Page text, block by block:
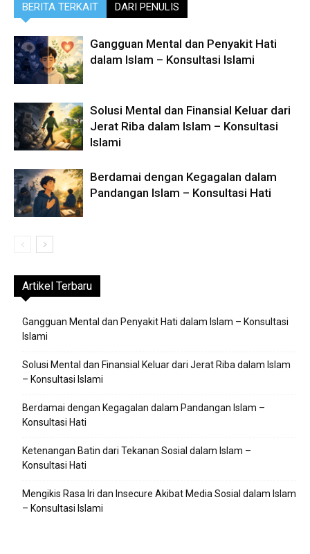
BERITA TERKAIT DARI PENULIS
Gangguan Mental dan Penyakit Hati
dalam Islam – Konsultasi Islami
Solusi Mental dan Finansial Keluar dari
Jerat Riba dalam Islam – Konsultasi
Islami
Berdamai dengan Kegagalan dalam
Pandangan Islam – Konsultasi Hati
Artikel Terbaru
Gangguan Mental dan Penyakit Hati dalam Islam – Konsultasi
Islami
Solusi Mental dan Finansial Keluar dari Jerat Riba dalam Islam
– Konsultasi Islami
Berdamai dengan Kegagalan dalam Pandangan Islam –
Konsultasi Hati
Ketenangan Batin dari Tekanan Sosial dalam Islam –
Konsultasi Hati
Mengikis Rasa Iri dan Insecure Akibat Media Sosial dalam Islam
– Konsultasi Islami